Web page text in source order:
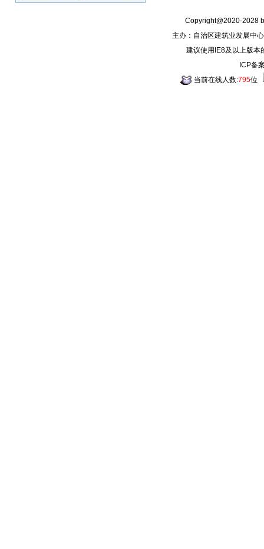
Copyright@2020-2028
主办：自治区建筑业发展中
建议使用IE8及以上版本
ICP备
当前在线人数:795位